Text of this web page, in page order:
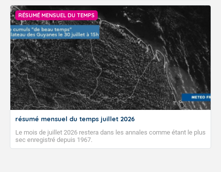
RÉSUMÉ MENSUEL DU TEMPS
résumé mensuel du temps juillet 2026
Le mois de juillet 2026 restera dans les annales comme étant le plus
sec enregistré depuis 1967.